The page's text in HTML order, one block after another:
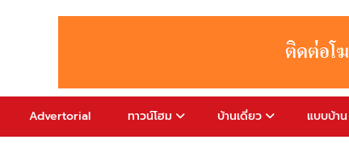
Advertorial ทาวน์โฮม บ้านเดี่ยว แบบบ้าน